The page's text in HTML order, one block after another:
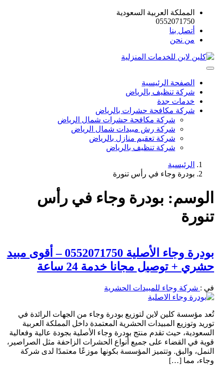
المملكة العربية السعودية
0552071750
أتصل بنا
من نحن
الصفحة الرئيسية
شركة تنظيف بالرياض
خدمات جدة
شركة مكافحة حشرات بالرياض
شركة مكافحة حشرات شمال الرياض
شركة رش مبيدات شمال الرياض
شركة تعقيم منازل بالرياض
شركة تنظيف بالرياض
الرئيسية
بودرة وجاء في رأس تنورة
الوسم: بودرة وجاء في رأس
تنورة
بودرة وجاء الأصلية 0552071750 – أقوى مبيد
حشري + توصيل مجانا خدمة 24 ساعة
في : شركة وجاء للمبيدات الحشرية
تُعد مؤسسة كلين لاين لتوزيع بودرة وجاء من الجهات الرائدة في
توريد وتوزيع المبيدات الحشرية المعتمدة داخل المملكة العربية
السعودية، حيث تقدم منتج بودرة وجاء الأصلية بجودة عالية وفعالية
قوية في القضاء على جميع أنواع الحشرات الزاحفة مثل الصراصير،
النمل، والبق. وتتميز المؤسسة بكونها موزعًا معتمدًا لدى شركة
وجاء، مما […]